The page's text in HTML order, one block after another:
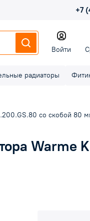
+7
Войти
радиаторы
со скобой 80
Warme